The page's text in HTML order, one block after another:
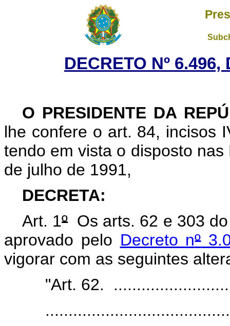
DECRETO Nº
O PRESIDENTE DA
lhe confere o art. 84, incisos
tendo em vista o disposto nas
de julho de 1991,
DECRETA:
Art. 1ºOs arts. 62 e 303
aprovado pelo Decreto nº
vigorar com as seguintes
"Art. 62.